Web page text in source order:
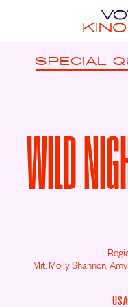
SPECIAL
WILD
Mit: Molly Shannon,